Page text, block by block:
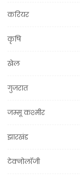
करियर
कृषि
खेल
गुजरात
जम्मू कश्मीर
झारखंड
टेक्नोलॉजी